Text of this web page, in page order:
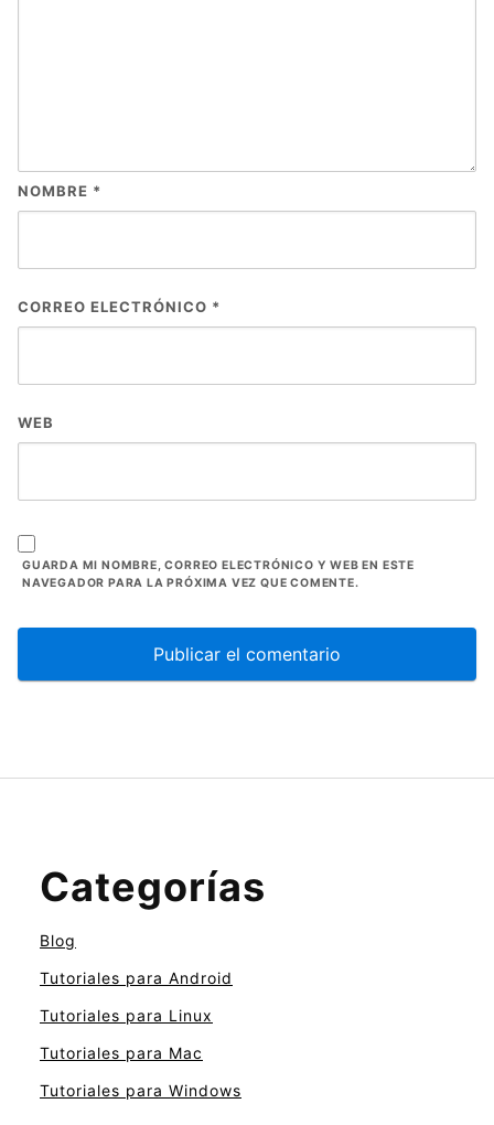
NOMBRE *
CORREO ELECTRÓNICO *
WEB
GUARDA MI NOMBRE, CORREO ELECTRÓNICO Y WEB EN ESTE
NAVEGADOR PARA LA PRÓXIMA VEZ QUE COMENTE.
Categorías
Blog
Tutoriales para Android
Tutoriales para Linux
Tutoriales para Mac
Tutoriales para Windows